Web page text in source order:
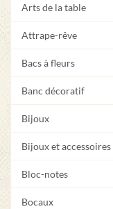
Arts de la table
Attrape-rêve
Bacs à fleurs
Banc décoratif
Bijoux
Bijoux et accessoires
Bloc-notes
Bocaux